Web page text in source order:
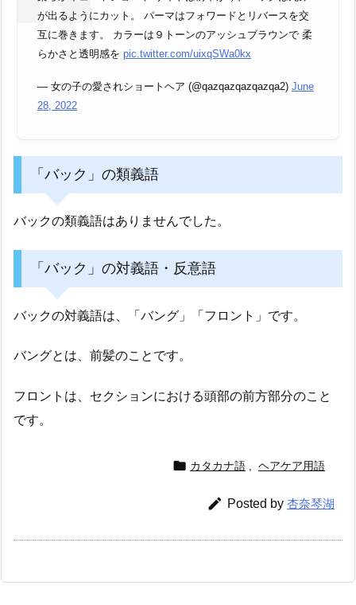
が出るようにカット。 パーマはフォワードとリバースを交
互に巻きます。 カラーは９トーンのアッシュブラウンで 柔
らかさと透明感を pic.twitter.com/uixqSWa0kx
— 女の子の愛されショートヘア (@qazqazqazqazqa2) June
28, 2022
「バック」の類義語
バックの類義語はありませんでした。
「バック」の対義語・反意語
バックの対義語は、「バング」「フロント」です。
バングとは、前髪のことです。
フロントは、セクションにおける頭部の前方部分のこと
です。
 カタカナ語 ヘアケア用語
 Posted by 杏奈琴湖